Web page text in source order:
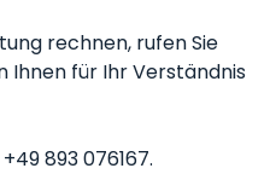
rechnen, rufen Sie
Ihnen für Ihr Verständnis
893 076167.